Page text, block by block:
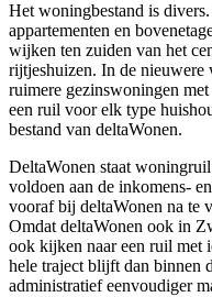
Het woningbestand is
appartementen en
wijken ten zuiden van het
rijtjeshuizen. In de
ruimere gezinswoningen
een ruil voor elk type
bestand van deltaWonen.
DeltaWonen staat woningruil
voldoen aan de inkomens-
vooraf bij deltaWonen na te
Omdat deltaWonen ook in
ook kijken naar een ruil met
hele traject blijft dan binnen
administratief eenvoudiger